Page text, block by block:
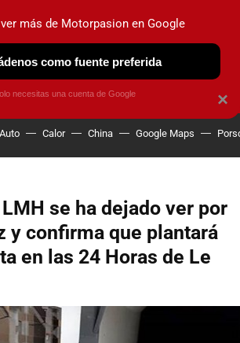
ELÉCTRICOS OBSERVATORIO
Calor China Google Maps
LMH se ha dejado ver por
y confirma que plantará
en las 24 Horas de Le
×
más de Motorpasion en Google
como fuente preferida
necesitas una cuenta de Google